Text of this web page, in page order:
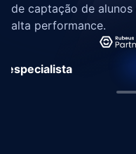
especialista
de captação de
alta performance.